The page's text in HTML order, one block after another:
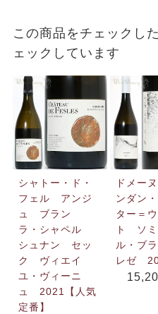
この商品をチェックし
ェックしています
シャトー・ド・
フェル アンジ
ュ ブラン
ラ・シャペル
シュナン セッ
ク ヴィエイ
ユ・ヴィーニ
ュ 2021【人気
定番】
ドメー
ンダン
ター＝
ト ソミ
ル・ブ
レゼ